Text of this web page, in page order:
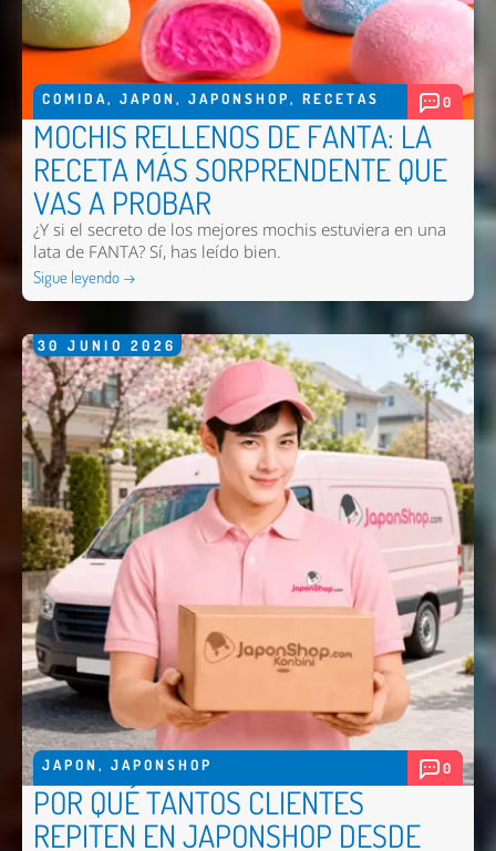
COMIDA, JAPON , JAPONSHOP, RECETAS 0
MOCHIS RELLENOS DE FANTA: LA
RECETA MÁS SORPRENDENTE QUE
VAS A PROBAR
¿Y si el secreto de los mejores mochis estuviera en una
lata de FANTA? Sí, has leído bien.
Sigue leyendo →
30 JUNIO 2026
JAPON , JAPONSHOP 0
POR QUÉ TANTOS CLIENTES
REPITEN EN JAPONSHOP DESDE